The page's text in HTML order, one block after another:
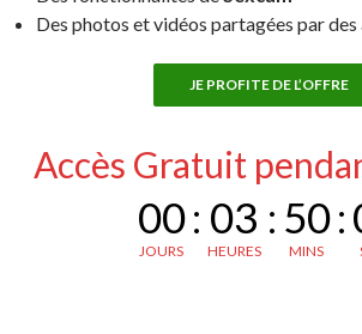
Des photos et vidéos partagées par
JE PROFITE DE L’OFFRE
Accès Gratuit
00
JOURS
: 03
HEURES
: 50
MINS
: